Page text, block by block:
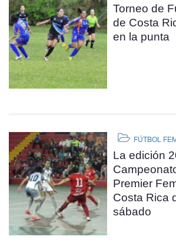
Torneo de
de Costa
en la punta
FÚTBOL
La edición
Premier
Costa Rica
sábado